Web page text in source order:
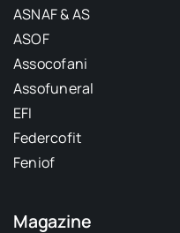
ASNAF & AS
ASOF
Assocofani
Assofuneral
EFI
Federcofit
Feniof
Magazine